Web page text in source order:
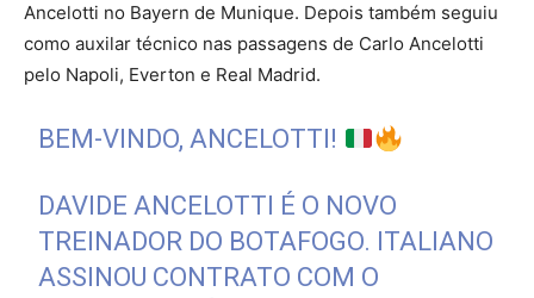
Ancelotti no Bayern de Munique. Depois também seguiu
como auxilar técnico nas passagens de Carlo Ancelotti
pelo Napoli, Everton e Real Madrid.
BEM-VINDO, ANCELOTTI!
DAVIDE ANCELOTTI É O NOVO
TREINADOR DO BOTAFOGO. ITALIANO
ASSINOU CONTRATO COM O